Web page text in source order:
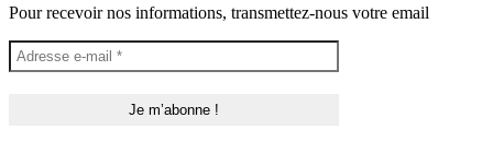
Pour recevoir nos informations, transmettez-nous votre email